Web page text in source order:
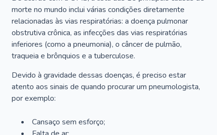
morte no mundo inclui várias condições diretamente
relacionadas às vias respiratórias: a doença pulmonar
obstrutiva crônica, as infecções das vias respiratórias
inferiores (como a pneumonia), o câncer de pulmão,
traqueia e brônquios e a tuberculose.
Devido à gravidade dessas doenças, é preciso estar
atento aos sinais de quando procurar um pneumologista,
por exemplo:
Cansaço sem esforço;